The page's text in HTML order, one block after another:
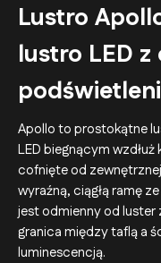
Lustro
lustro LED
Apollo to prostokątne
LED biegnącym
cofnięte od
wyraźną, ciągłą ramę
jest odmienny od
granica między taflą a
luminescencją.